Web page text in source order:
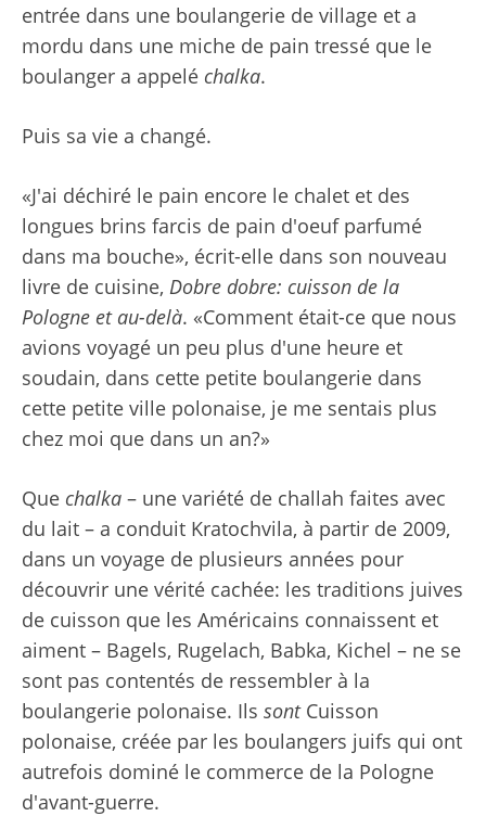
entrée dans une boulangerie de village et a
mordu dans une miche de pain tressé que le
boulanger a appelé chalka.
Puis sa vie a changé.
«J'ai déchiré le pain encore le chalet et des
longues brins farcis de pain d'oeuf parfumé
dans ma bouche», écrit-elle dans son nouveau
livre de cuisine, Dobre dobre: cuisson de la
Pologne et au-delà. «Comment était-ce que nous
avions voyagé un peu plus d'une heure et
soudain, dans cette petite boulangerie dans
cette petite ville polonaise, je me sentais plus
chez moi que dans un an?»
Que chalka – une variété de challah faites avec
du lait – a conduit Kratochvila, à partir de 2009,
dans un voyage de plusieurs années pour
découvrir une vérité cachée: les traditions juives
de cuisson que les Américains connaissent et
aiment – Bagels, Rugelach, Babka, Kichel – ne se
sont pas contentés de ressembler à la
boulangerie polonaise. Ils sontCuisson
polonaise, créée par les boulangers juifs qui ont
autrefois dominé le commerce de la Pologne
d'avant-guerre.